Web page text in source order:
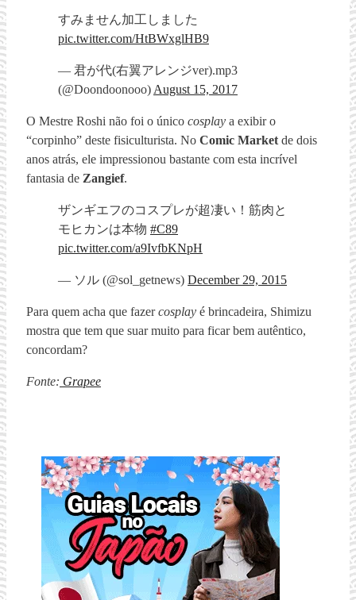
すみません加工しました
pic.twitter.com/HtBWxglHB9
— 君が代(右翼アレンジver).mp3
(@Doondoonooo) August 15, 2017
O Mestre Roshi não foi o único cosplay a exibir o
“corpinho” deste fisiculturista. No Comic Market de dois
anos atrás, ele impressionou bastante com esta incrível
fantasia de Zangief.
ザンギエフのコスプレが超凄い！筋肉と
モヒカンは本物 #C89
pic.twitter.com/a9IvfbKNpH
— ソル (@sol_getnews) December 29, 2015
Para quem acha que fazercosplay é brincadeira, Shimizu
mostra que tem que suar muito para ficar bem autêntico,
concordam?
Fonte: Grapee